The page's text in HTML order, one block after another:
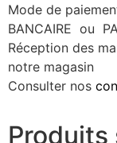
Mode de
BANCAIRE ou
Réception des
notre magasin
Consulter nos
Produits